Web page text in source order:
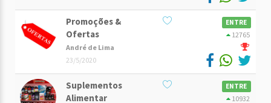
Promoções &
Ofertas
André de Lima
23/5/2020
ENTRE
12765
Suplementos
Alimentar
ENTRE
10932